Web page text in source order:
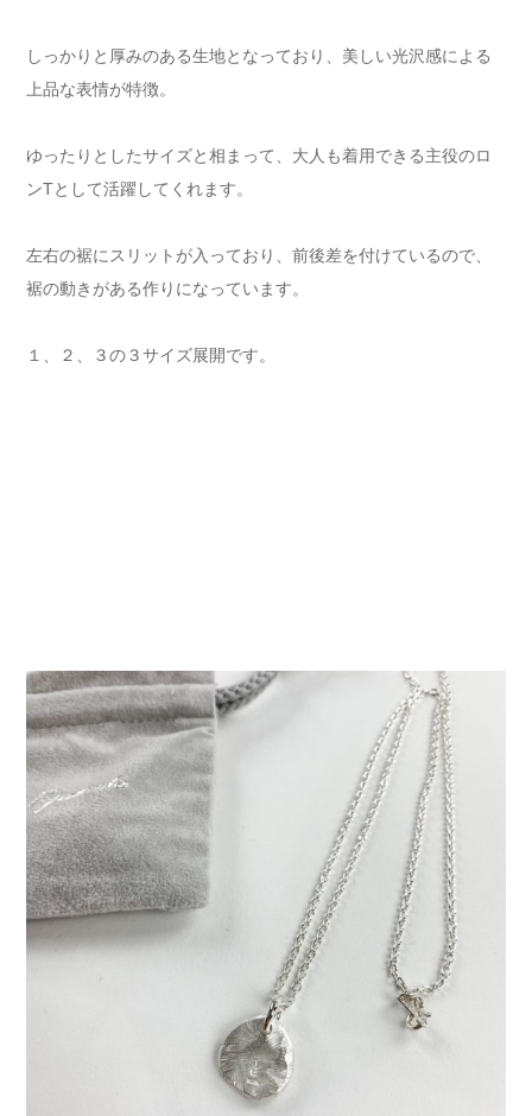
しっかりと厚みのある生地となっており、美しい光沢感による
上品な表情が特徴。
ゆったりとしたサイズと相まって、大人も着用できる主役のロ
ンTとして活躍してくれます。
左右の裾にスリットが入っており、前後差を付けているので、
裾の動きがある作りになっています。
１、２、３の３サイズ展開です。